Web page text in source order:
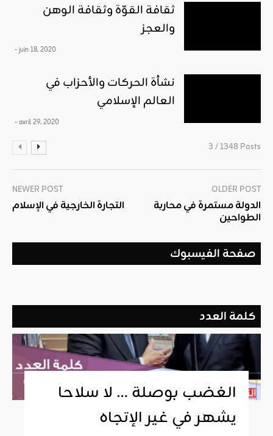
ثقافة القوّة وثقافة الوهن
والعجز
- juin 18, 2020
نشأة الحركات والأحزاب في
العالم الإسلامي
- avril 29, 2020
3 / 1348 Posts
NEWER POST
التجارة الخارجية في الإسلام
OLDER POST
الدولة مستمرة في محاربة
الطواحين
صفحة الفيسبوك
كلمة العدد
الغضب بوصلة … لا سلاحا
يشهر في غير الإتجاه